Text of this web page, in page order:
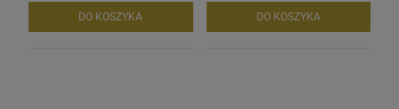
DO KOSZYKA DO KOSZYKA